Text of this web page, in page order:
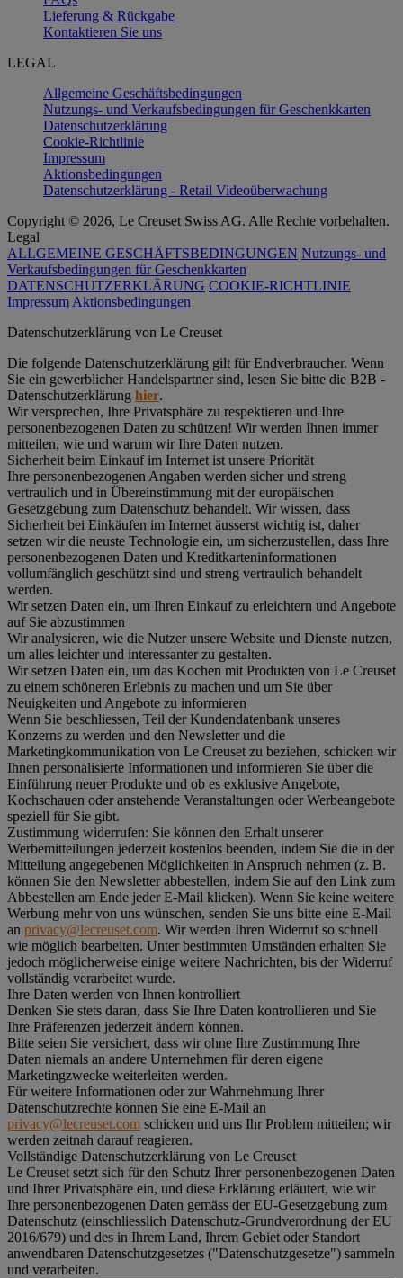
Lieferung & Rückgabe
Kontaktieren Sie uns
LEGAL
Allgemeine Geschäftsbedingungen
Nutzungs- und Verkaufsbedingungen für Geschenkkarten
Datenschutzerklärung
Cookie-Richtlinie
Impressum
Aktionsbedingungen
Datenschutzerklärung - Retail Videoüberwachung
Copyright © 2026, Le Creuset Swiss AG. Alle Rechte vorbehalten.
Legal
ALLGEMEINE GESCHÄFTSBEDINGUNGEN Nutzungs- und
Verkaufsbedingungen für Geschenkkarten
DATENSCHUTZERKLÄRUNG COOKIE-RICHTLINIE
Impressum Aktionsbedingungen
Datenschutz­erklärung von Le Creuset
Die folgende Datenschutzerklärung gilt für Endverbraucher. Wenn
Sie ein gewerblicher Handelspartner sind, lesen Sie bitte die B2B -
Datenschutzerklärung hier.
Wir versprechen, Ihre Privatsphäre zu respektieren und Ihre
personenbezogenen Daten zu schützen! Wir werden Ihnen immer
mitteilen, wie und warum wir Ihre Daten nutzen.
Sicherheit beim Einkauf im Internet ist unsere Priorität
Ihre personenbezogenen Angaben werden sicher und streng
vertraulich und in Übereinstimmung mit der europäischen
Gesetzgebung zum Datenschutz behandelt. Wir wissen, dass
Sicherheit bei Einkäufen im Internet äusserst wichtig ist, daher
setzen wir die neuste Technologie ein, um sicherzustellen, dass Ihre
personenbezogenen Daten und Kreditkarteninformationen
vollumfänglich geschützt sind und streng vertraulich behandelt
werden.
Wir setzen Daten ein, um Ihren Einkauf zu erleichtern und Angebote
auf Sie abzustimmen
Wir analysieren, wie die Nutzer unsere Website und Dienste nutzen,
um alles leichter und interessanter zu gestalten.
Wir setzen Daten ein, um das Kochen mit Produkten von Le Creuset
zu einem schöneren Erlebnis zu machen und um Sie über
Neuigkeiten und Angebote zu informieren
Wenn Sie beschliessen, Teil der Kundendatenbank unseres
Konzerns zu werden und den Newsletter und die
Marketingkommunikation von Le Creuset zu beziehen, schicken wir
Ihnen personalisierte Informationen und informieren Sie über die
Einführung neuer Produkte und ob es exklusive Angebote,
Kochschauen oder anstehende Veranstaltungen oder Werbeangebote
speziell für Sie gibt.
Zustimmung widerrufen: Sie können den Erhalt unserer
Werbemitteilungen jederzeit kostenlos beenden, indem Sie die in der
Mitteilung angegebenen Möglichkeiten in Anspruch nehmen (z. B.
können Sie den Newsletter abbestellen, indem Sie auf den Link zum
Abbestellen am Ende jeder E-Mail klicken). Wenn Sie keine weitere
Werbung mehr von uns wünschen, senden Sie uns bitte eine E-Mail
an privacy@lecreuset.com. Wir werden Ihren Widerruf so schnell
wie möglich bearbeiten. Unter bestimmten Umständen erhalten Sie
jedoch möglicherweise einige weitere Nachrichten, bis der Widerruf
vollständig verarbeitet wurde.
Ihre Daten werden von Ihnen kontrolliert
Denken Sie stets daran, dass Sie Ihre Daten kontrollieren und Sie
Ihre Präferenzen jederzeit ändern können.
Bitte seien Sie versichert, dass wir ohne Ihre Zustimmung Ihre
Daten niemals an andere Unternehmen für deren eigene
Marketingzwecke weiterleiten werden.
Für weitere Informationen oder zur Wahrnehmung Ihrer
Datenschutzrechte können Sie eine E-Mail an
privacy@lecreuset.com schicken und uns Ihr Problem mitteilen; wir
werden zeitnah darauf reagieren.
Vollständige Datenschutzerklärung von Le Creuset
Le Creuset setzt sich für den Schutz Ihrer personenbezogenen Daten
und Ihrer Privatsphäre ein, und diese Erklärung erläutert, wie wir
Ihre personenbezogenen Daten gemäss der EU-Gesetzgebung zum
Datenschutz (einschliesslich Datenschutz-Grundverordnung der EU
2016/679) und des in Ihrem Land, Ihrem Gebiet oder Standort
anwendbaren Datenschutzgesetzes ("Datenschutzgesetze") sammeln
und verarbeiten.